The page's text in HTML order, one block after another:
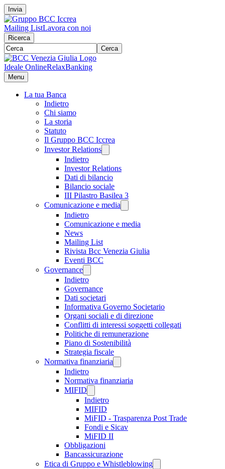
Invia
Mailing ListLavora con noi
Ricerca
Cerca
Ideale OnlineRelaxBanking
Menu
La tua Banca
Indietro
Chi siamo
La storia
Statuto
Il Gruppo BCC Iccrea
Investor Relations
Indietro
Investor Relations
Dati di bilancio
Bilancio sociale
III Pilastro Basilea 3
Comunicazione e media
Indietro
Comunicazione e media
News
Mailing List
Rivista Bcc Venezia Giulia
Eventi BCC
Governance
Indietro
Governance
Dati societari
Informativa Governo Societario
Organi sociali e di direzione
Conflitti di interessi soggetti collegati
Politiche di remunerazione
Piano di Sostenibilità
Strategia fiscale
Normativa finanziaria
Indietro
Normativa finanziaria
MIFID
Indietro
MIFID
MiFID - Trasparenza Post Trade
Fondi e Sicav
MiFID II
Obbligazioni
Bancassicurazione
Etica di Gruppo e Whistleblowing